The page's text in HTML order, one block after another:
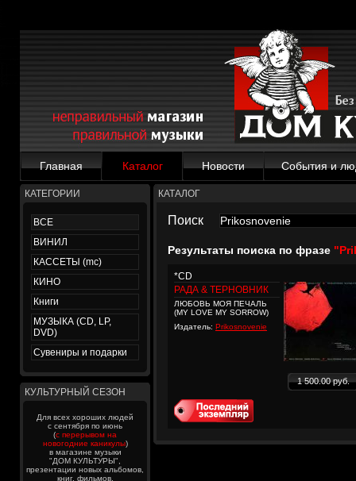
Главная Каталог Новости События и
КАТЕГОРИИ
ВСЕ
ВИНИЛ
КАССЕТЫ (mc)
КИНО
Книги
МУЗЫКА (CD, LP,
DVD)
Сувениры и подарки
КУЛЬТУРНЫЙ СЕЗОН
Для всех хороших людей
с сентября по июнь
(с перерывом на
новогодние каникулы)
в магазине музыки
"ДОМ КУЛЬТУРЫ",
презентации новых альбомов,
книг, фильмов,
КАТАЛОГ
Поиск
Результаты поиска по фразе
*CD
РАДА & ТЕРНОВНИК
ЛЮБОВЬ МОЯ ПЕЧАЛЬ
(MY LOVE MY SORROW)
Издатель: Prikosnovenie
1 500.00 руб.